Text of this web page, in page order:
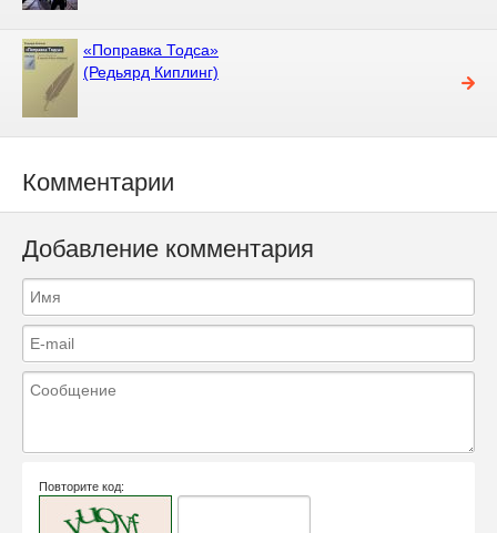
«Поправка Тодса»
(Редьярд Киплинг)
Комментарии
Добавление комментария
Повторите код: